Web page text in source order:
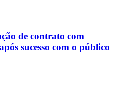
de contrato com
sucesso com o público